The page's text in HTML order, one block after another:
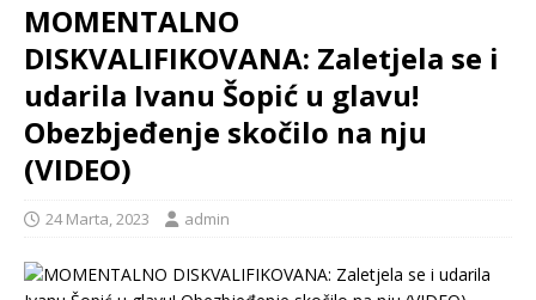
MOMENTALNO
DISKVALIFIKOVANA: Zaletjela se i
udarila Ivanu Šopić u glavu!
Obezbjeđenje skočilo na nju
(VIDEO)
24 Marta, 2023 admin